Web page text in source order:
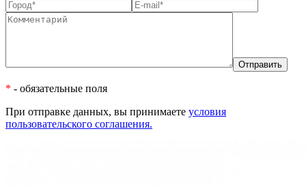
* - обязательные поля
При отправке данных, вы принимаете условия
пользовательского соглашения.